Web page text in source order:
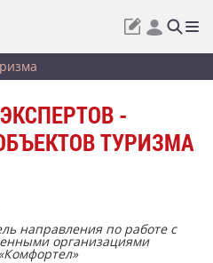
-
ТУРИЗМА
направления по работе с
организациями